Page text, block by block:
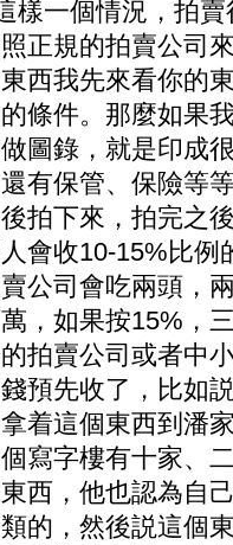
一個情況，拍賣
正規的拍賣公司
西我先來看你的
條件。那麼如果
圖錄，就是印成
有保管、保險等
拍下來，拍完之
會收10-15%比例
公司會吃兩頭，
，如果按15%，
拍賣公司或者中
預先收了，比如
着這個東西到潘
寫字樓有十家、
西，他也認為自
的，然後説這個